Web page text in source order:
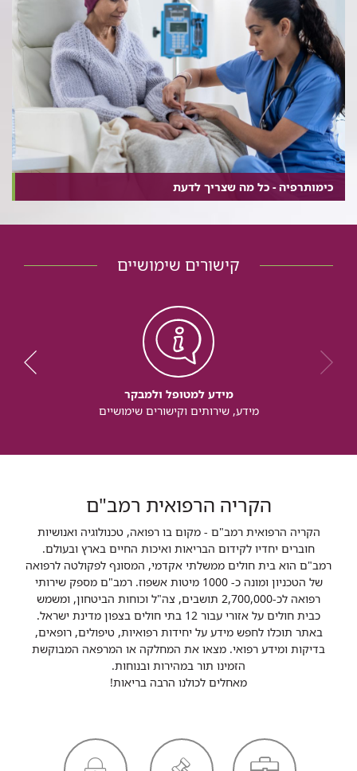
כימותרפיה - כל מה שצריך לדעת
קישורים שימושיים
מידע למטופל ולמבקר
מידע, שירותים וקישורים שימושיים
הקריה הרפואית רמב"ם
הקריה הרפואית רמב"ם - מקום בו רפואה, טכנולוגיה ואנושיות
חוברים יחדיו לקידום הבריאות ואיכות החיים בארץ ובעולם.
רמב"ם הוא בית חולים ממשלתי אקדמי, המסונף לפקולטה לרפואה
של הטכניון ומונה כ- 1000 מיטות אשפוז. רמב"ם מספק שירותי
רפואה לכ-2,700,000 תושבים, צה"ל וכוחות הביטחון, ומשמש
כבית חולים על אזורי עבור 12 בתי חולים בצפון מדינת ישראל.
באתר תוכלו לחפש מידע על יחידות רפואיות, טיפולים, רופאים,
בדיקות ומידע רפואי. מצאו את המחלקה או המרפאה המבוקשת
הזמינו תור במהירות ובנוחות.
מאחלים לכולנו הרבה בריאות!